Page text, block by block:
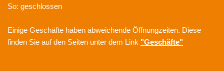
So: geschlossen
Einige Geschäfte haben abweichende Öffnungzeiten. Diese
finden Sie auf den Seiten unter dem Link "Geschäfte"